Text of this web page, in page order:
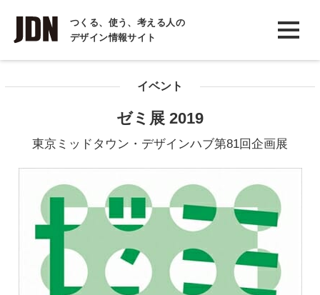
つくる、使う、考える人の
デザイン情報サイト
INTERVIEW
インタビュー
COLUMN
イベント
ゼミ展 2019
東京ミッドタウン・デザインハブ第81回企画展